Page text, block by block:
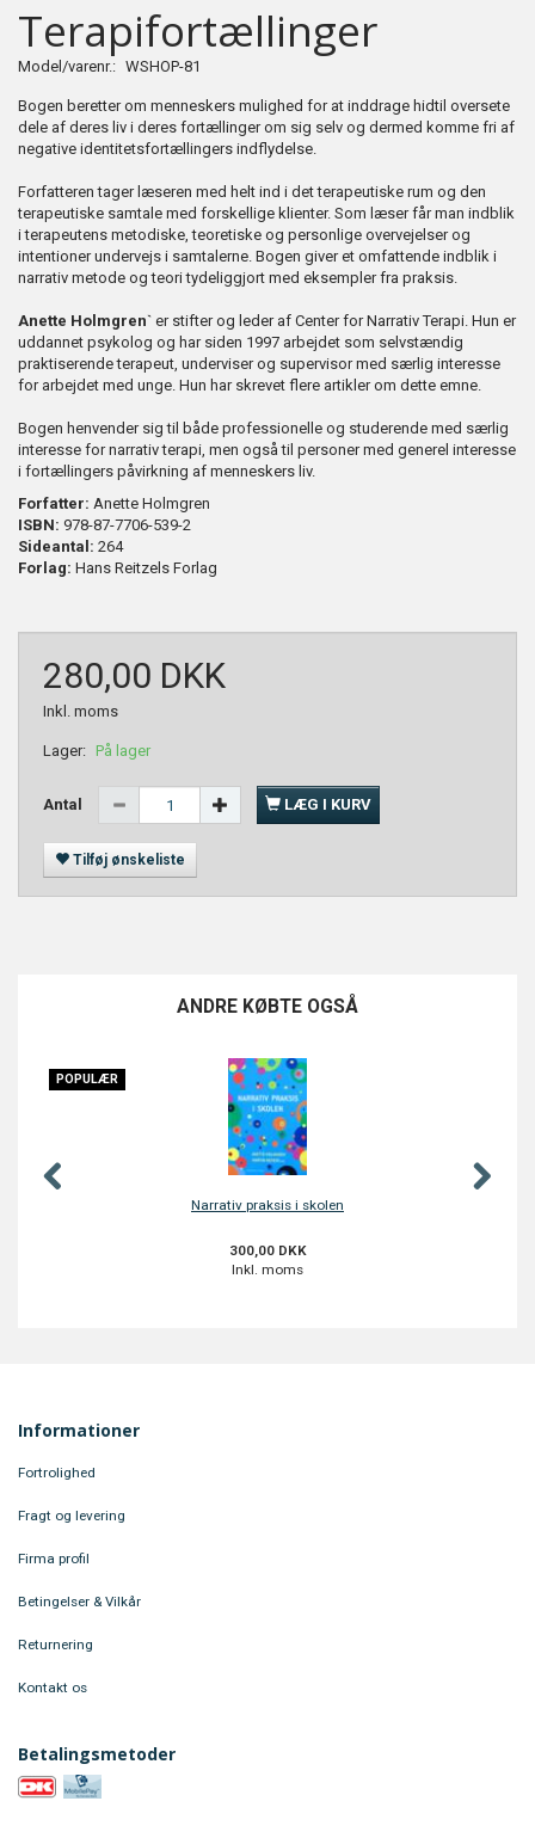
Terapifortællinger
Model/varenr.: WSHOP-81
Bogen beretter om menneskers mulighed for at inddrage hidtil oversete
dele af deres liv i deres fortællinger om sig selv og dermed komme fri af
negative identitetsfortællingers indflydelse.
Forfatteren tager læseren med helt ind i det terapeutiske rum og den
terapeutiske samtale med forskellige klienter. Som læser får man indblik
i terapeutens metodiske, teoretiske og personlige overvejelser og
intentioner undervejs i samtalerne. Bogen giver et omfattende indblik i
narrativ metode og teori tydeliggjort med eksempler fra praksis.
Anette Holmgren` er stifter og leder af Center for Narrativ Terapi. Hun er
uddannet psykolog og har siden 1997 arbejdet som selvstændig
praktiserende terapeut, underviser og supervisor med særlig interesse
for arbejdet med unge. Hun har skrevet flere artikler om dette emne.
Bogen henvender sig til både professionelle og studerende med særlig
interesse for narrativ terapi, men også til personer med generel interesse
i fortællingers påvirkning af menneskers liv.
Forfatter: Anette Holmgren
ISBN: 978-87-7706-539-2
Sideantal: 264
Forlag: Hans Reitzels Forlag
280,00 DKK
Inkl. moms
Lager: På lager
Antal LÆG I KURV
Tilføj ønskeliste
ANDRE KØBTE OGSÅ
Narrativ praksis i skolen
Informationer
Fortrolighed
Fragt og levering
Firma profil
Betingelser & Vilkår
Returnering
Kontakt os
Betalingsmetoder